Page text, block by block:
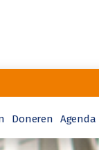
Doneren Agenda